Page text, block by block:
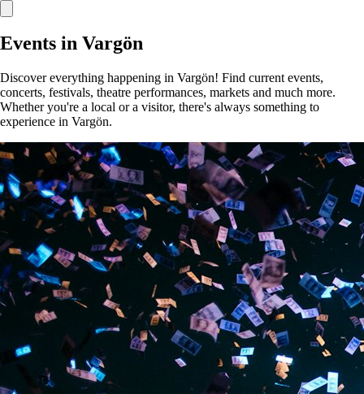
Events in Vargön
Discover everything happening in Vargön! Find current events,
concerts, festivals, theatre performances, markets and much more.
Whether you're a local or a visitor, there's always something to
experience in Vargön.